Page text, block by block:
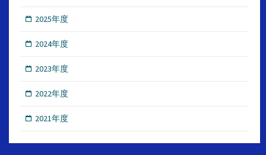
2025年度
2024年度
2023年度
2022年度
2021年度